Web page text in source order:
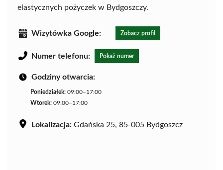
elastycznych pożyczek w Bydgoszczy.
Wizytówka Google: Zobacz profil
Numer telefonu: Pokaż numer
Godziny otwarcia:
Poniedziałek: 09:00–17:00
Wtorek: 09:00–17:00
Lokalizacja: Gdańska 25, 85-005 Bydgoszcz